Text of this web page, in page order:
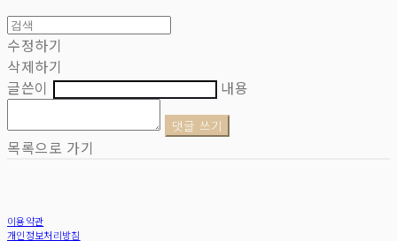
수정하기
삭제하기
글쓴이
내용
댓글 쓰기
목록으로 가기
이용약관
개인정보처리방침